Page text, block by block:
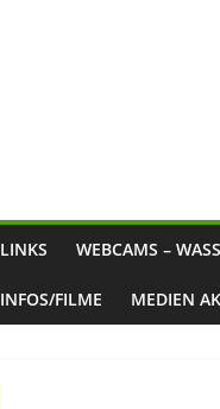
LINKS WEBCAMS –
INFOS/FILME MEDIEN